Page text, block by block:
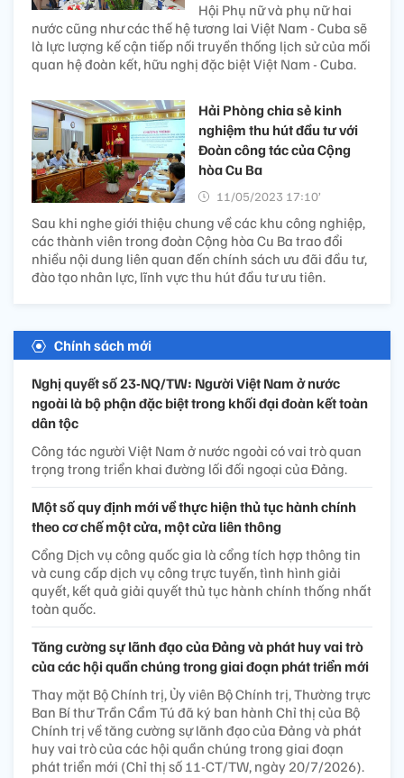
Hội Phụ nữ và phụ nữ hai
nước cũng như các thế hệ tương lai Việt Nam - Cuba sẽ
là lực lượng kế cận tiếp nối truyền thống lịch sử của mối
quan hệ đoàn kết, hữu nghị đặc biệt Việt Nam - Cuba.
Hải Phòng chia sẻ kinh
nghiệm thu hút đầu tư với
Đoàn công tác của Cộng
hòa Cu Ba
11/05/2023 17:10’
Sau khi nghe giới thiệu chung về các khu công nghiệp,
các thành viên trong đoàn Cộng hòa Cu Ba trao đổi
nhiều nội dung liên quan đến chính sách ưu đãi đầu tư,
đào tạo nhân lực, lĩnh vực thu hút đầu tư ưu tiên.
Chính sách mới
Nghị quyết số 23-NQ/TW: Người Việt Nam ở nước
ngoài là bộ phận đặc biệt trong khối đại đoàn kết toàn
dân tộc
Công tác người Việt Nam ở nước ngoài có vai trò quan
trọng trong triển khai đường lối đối ngoại của Đảng.
Một số quy định mới về thực hiện thủ tục hành chính
theo cơ chế một cửa, một cửa liên thông
Cổng Dịch vụ công quốc gia là cổng tích hợp thông tin
và cung cấp dịch vụ công trực tuyến, tình hình giải
quyết, kết quả giải quyết thủ tục hành chính thống nhất
toàn quốc.
Tăng cường sự lãnh đạo của Đảng và phát huy vai trò
của các hội quần chúng trong giai đoạn phát triển mới
Thay mặt Bộ Chính trị, Ủy viên Bộ Chính trị, Thường trực
Ban Bí thư Trần Cẩm Tú đã ký ban hành Chỉ thị của Bộ
Chính trị về tăng cường sự lãnh đạo của Đảng và phát
huy vai trò của các hội quần chúng trong giai đoạn
phát triển mới (Chỉ thị số 11-CT/TW, ngày 20/7/2026).